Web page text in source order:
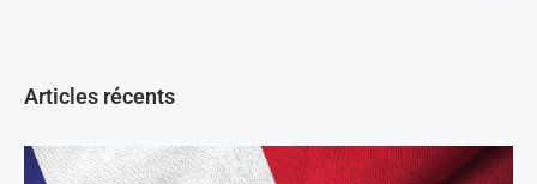
Articles récents